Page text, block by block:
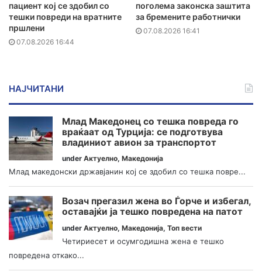
пациент кој се здобил со
тешки повреди на вратните
пршлени
07.08.2026 16:44
поголема законска заштита
за бремените работнички
07.08.2026 16:41
НАЈЧИТАНИ
Млад Македонец со тешка повреда го
враќаат од Турција: се подготвува
владиниот авион за транспортот
under Актуелно, Македонија
Млад македонски државјанин кој се здобил со тешка повре...
Возач прегазил жена во Ѓорче и избегал,
оставајќи ја тешко повредена на патот
under Актуелно, Македонија, Топ вести
Четириесет и осумгодишна жена е тешко
повредена откако...